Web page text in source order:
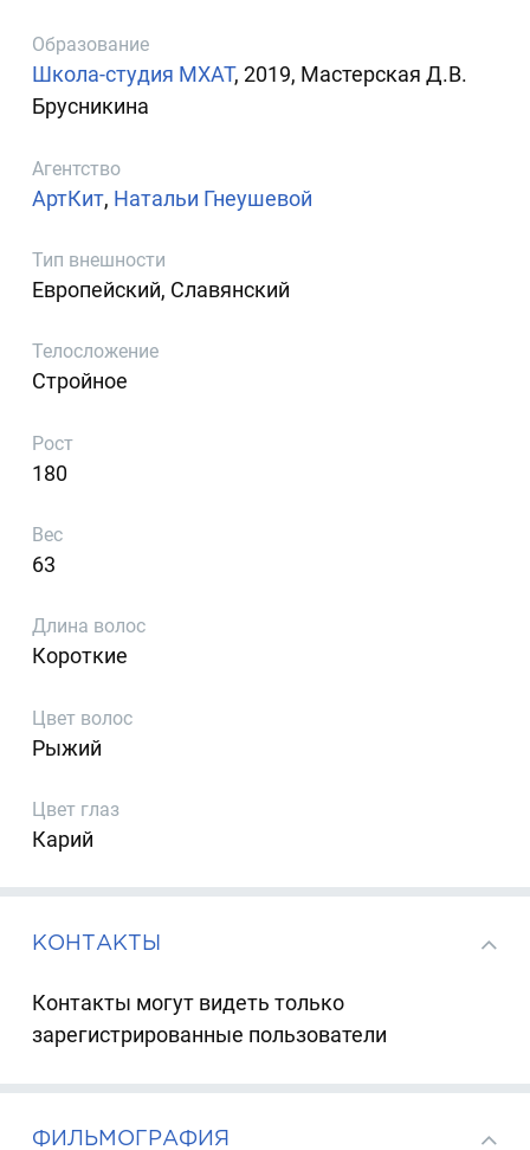
Образование
Школа-студия МХАТ, 2019, Мастерская Д.В.
Брусникина
Агентство
АртКит, Натальи Гнеушевой
Тип внешности
Европейский, Славянский
Телосложение
Стройное
Рост
180
Вес
63
Длина волос
Короткие
Цвет волос
Рыжий
Цвет глаз
Карий
КОНТАКТЫ
Контакты могут видеть только
зарегистрированные пользователи
ФИЛЬМОГРАФИЯ